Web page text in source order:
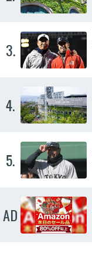
3.
4.
5.
AD